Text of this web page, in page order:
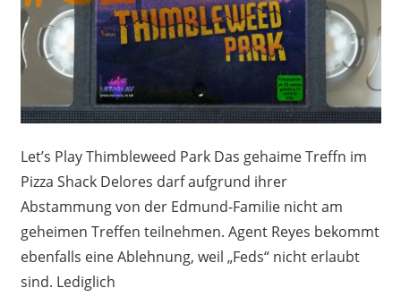
Let’s Play Thimbleweed Park Das gehaime Treffn im
Pizza Shack Delores darf aufgrund ihrer
Abstammung von der Edmund-Familie nicht am
geheimen Treffen teilnehmen. Agent Reyes bekommt
ebenfalls eine Ablehnung, weil „Feds“ nicht erlaubt
sind. Lediglich